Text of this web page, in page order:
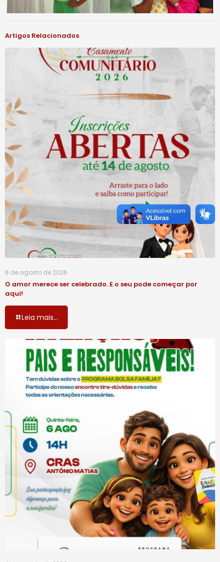
Artigos Relacionados
6 de agosto de 2026
O amor merece ser celebrado. E o seu pode começar por
aqui!
Leia mais...